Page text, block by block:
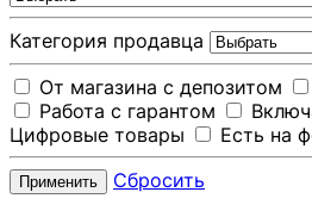
Категория продавца
От магазина с депозитом
Работа с гарантом
Цифровые товары
Есть на
Применить Сбросить